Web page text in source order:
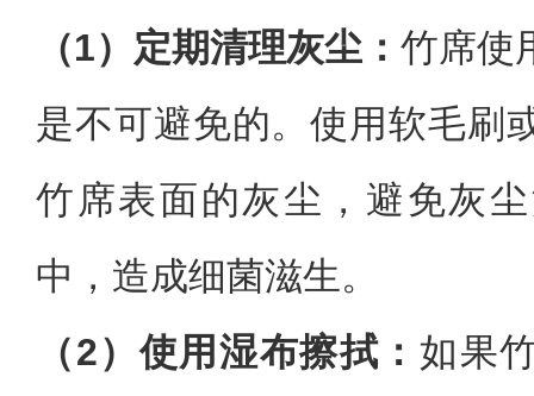
（1）定期清理灰尘： 竹席使
是不可避免的。使用软毛刷
竹席表面的灰尘，避免灰
中，造成细菌滋生。
（2）使用湿布擦拭： 如果